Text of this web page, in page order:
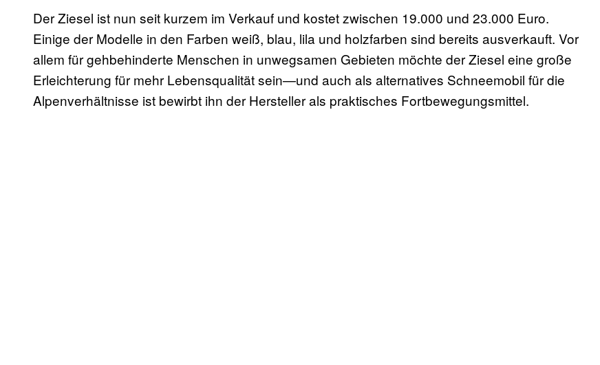
Der Ziesel ist nun seit kurzem im Verkauf und kostet zwischen 19.000 und 23.000 Euro.
Einige der Modelle in den Farben weiß, blau, lila und holzfarben sind bereits ausverkauft. Vor
allem für gehbehinderte Menschen in unwegsamen Gebieten möchte der Ziesel eine große
Erleichterung für mehr Lebensqualität sein—und auch als alternatives Schneemobil für die
Alpenverhältnisse ist bewirbt ihn der Hersteller als praktisches Fortbewegungsmittel.